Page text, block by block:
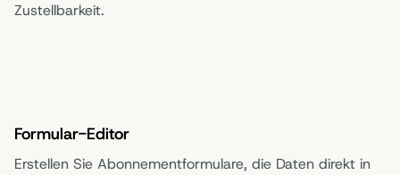
Zustellbarkeit.
Formular-Editor
Erstellen Sie Abonnementformulare, die Daten direkt in